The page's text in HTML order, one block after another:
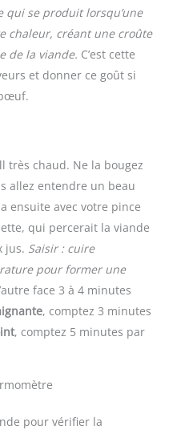
se produit lorsqu’une
chaleur, créant une croûte
de la viande. C’est cette
et donner ce goût si
très chaud. Ne la bougez
allez entendre un beau
ensuite avec votre pince
qui percerait la viande
jus. Saisir : cuire
pour former une
face 3 à 4 minutes
, comptez 3 minutes
, comptez 5 minutes par
pour vérifier la